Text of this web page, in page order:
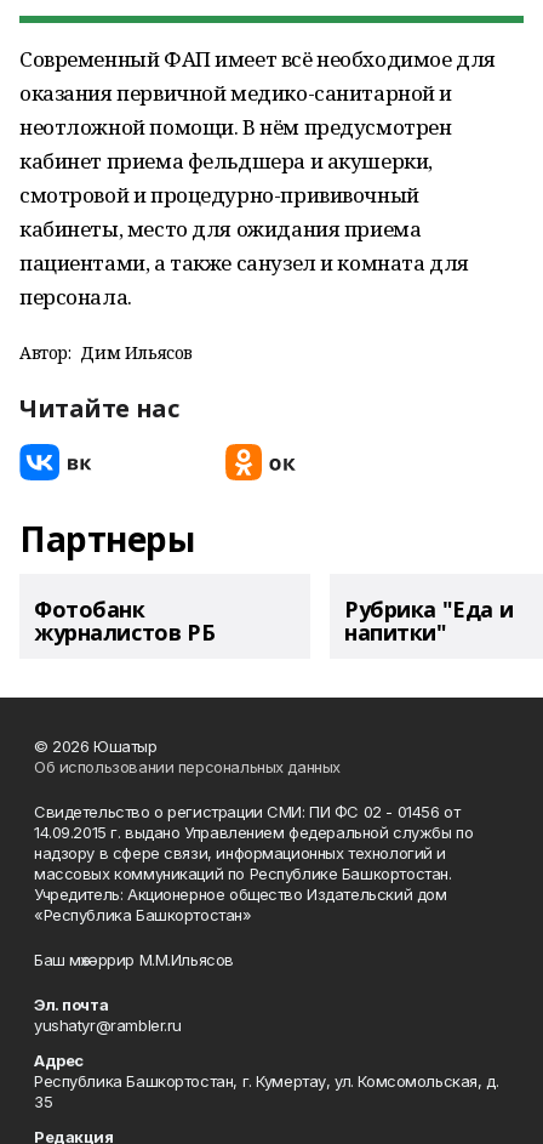
Современный ФАП имеет всё необходимое для
оказания первичной медико-санитарной и
неотложной помощи. В нём предусмотрен
кабинет приема фельдшера и акушерки,
смотровой и процедурно-прививочный
кабинеты, место для ожидания приема
пациентами, а также санузел и комната для
персонала.
Автор: Дим Ильясов
Читайте нас
Партнеры
Фотобанк
журналистов РБ
Рубрика "Еда и
напитки"
© 2026 Юшатыр
Об использовании персональных данных
Свидетельство о регистрации СМИ: ПИ ФС 02 - 01456 от
14.09.2015 г. выдано Управлением федеральной службы по
надзору в сфере связи, информационных технологий и
массовых коммуникаций по Республике Башкортостан.
Учредитель: Акционерное общество Издательский дом
«Республика Башкортостан»
Баш мөхәррир М.М.Ильясов
Эл. почта
yushatyr@rambler.ru
Адрес
Республика Башкортостан, г. Кумертау, ул. Комсомольская, д.
35
Редакция